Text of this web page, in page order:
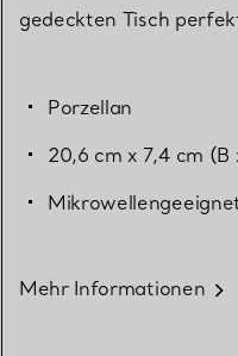
gedeckten Tisch
Porzellan
20,6 cm x 7,4 cm (B
Mehr Informationen